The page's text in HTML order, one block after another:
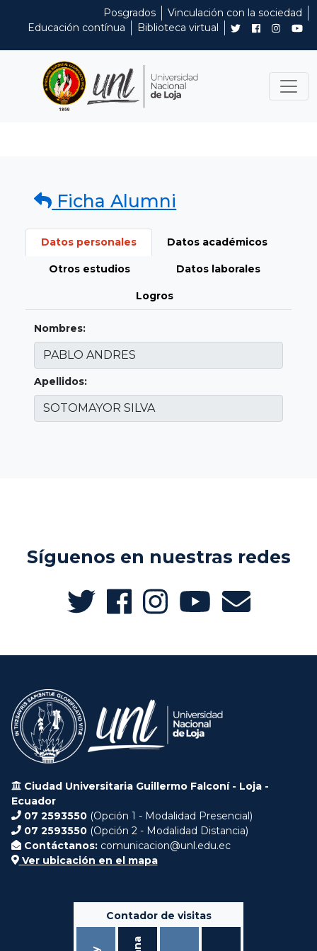
Posgrados
Vinculación con la sociedad
Educación contínua
Biblioteca virtual
Ficha Alumni
Datos personales Datos académicos
Otros estudios Datos laborales
Logros
Nombres:
Apellidos:
Síguenos en nuestras redes
Ciudad Universitaria Guillermo Falconí - Loja -
Ecuador
07 2593550 (Opción 1 - Modalidad Presencial)
07 2593550 (Opción 2 - Modalidad Distancia)
Contáctanos: comunicacion@unl.edu.ec
Ver ubicación en el mapa
Contador de visitas